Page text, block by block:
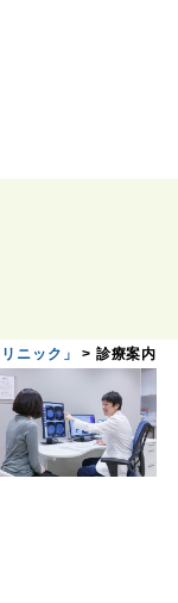
ニック」 > 診療案内